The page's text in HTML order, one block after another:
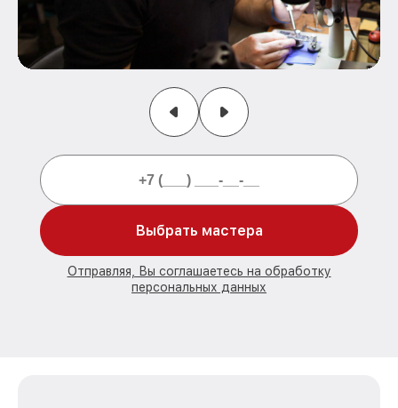
Выбрать мастера
Отправляя, Вы соглашаетесь на обработку
персональных данных